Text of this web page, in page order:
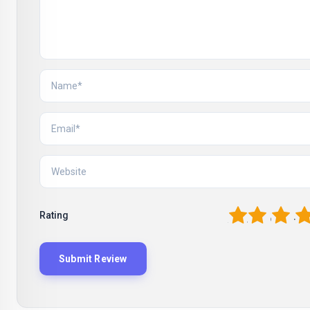
Rating 4
3
2